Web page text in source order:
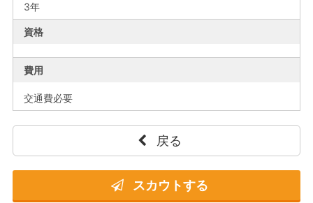
3年
資格
費用
交通費必要
戻る
スカウトする